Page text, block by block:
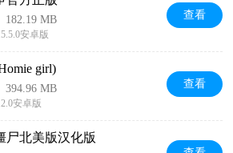
182.19 MB
安卓版
查看
girl)
394.96 MB
安卓版
查看
尸北美版汉化版